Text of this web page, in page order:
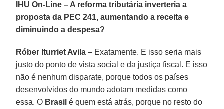
IHU On-Line – A reforma tributária inverteria a
proposta da PEC 241, aumentando a receita e
diminuindo a despesa?
Róber Iturriet Avila – Exatamente. E isso seria mais
justo do ponto de vista social e da justiça fiscal. E isso
não é nenhum disparate, porque todos os países
desenvolvidos do mundo adotam medidas como
essa. O Brasil é quem está atrás, porque no resto do